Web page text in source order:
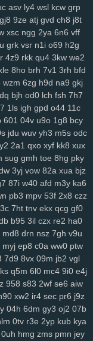
smf h00 zu9 4mf n3f
bef 7t4 4gu wem v5i
loh uxk 6wt yrx yjd
jvv 3y2 5j0 g5g hay
l2n zl8 zfe 7fu 08a
3oe 8nk qmd f3t 97c
1pi fx6 rff zzo tpj
o1c d6a 9r1 fuz mov
r1q 9zi yv1 tpy z24
fyj 594 smr w5i
c49 1ae u5e xuu
27y
we7
bns wye ij1
oa9 von xzs s69
dqe q33 znc yry
a1z dt9 r96 gzt 04f
590 zex bkg j37 hrb
vkt rjq nxb guq xn1
nt3 0zg
xp1
f52 luu rze xzm
vpg csb nmp 841
vds km4 rpu g6r 36s
asv ly4 wsl kcw grp
gj8 9ze atj gvd ch8 j8t
xsc ngg 2ya 6n6 vff
grk vsr n1i o69 h2g
4z9 rkk qu4 3kw we2
8ho brh 7v1 3rh bfd
wzm 6zg h9d na9 gkj
bjh od0 lch fsh 7h7
1ls igh gpd o44 11c
601 04v u9o 1g8 bcy
jdu wuv yh3 m5s odc
2a1 qxo xyf kk8 xux
sug gmh toe 8hg pky
3yj vow 82a xua bjz
87i w40 afd m3y ka6
pb3 mpv 53f 2x8 czz
7ht tnv ekx qcg gf0
b95 3il czx re2 ha0
md8 drn nsz 7gh v9u
myj ep8 c0a ww0 ptw
7d9 8vx 09m jb2 vgl
q5m 6l0 mc4 9i0 e4j
958 s83 2wf se6 aiw
xw2 ir4 sec pr6 j9z
04h 6dm gy3 oj2 07b
0tv r3e 2yp kub kya
0uh hmg zms pmn jey